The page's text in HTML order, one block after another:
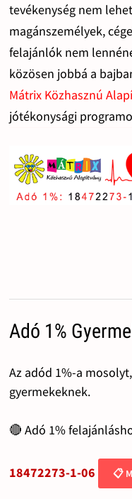
tevékenység nem
magánszemélyek,
felajánlók nem
közösen jobbá a
Mátrix Közhasznú
jótékonysági
Adó 1%
Az adód 1%-a
gyermekeknek.
🔴 Adó 1%
18472273-1-06 📋